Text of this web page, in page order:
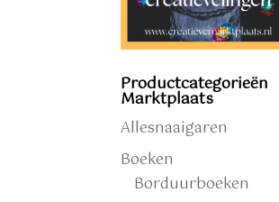
Productcategorieën
Marktplaats
Allesnaaigaren
Boeken
Borduurboeken